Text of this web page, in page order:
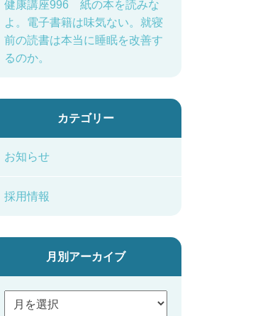
健康講座996 紙の本を読みな
よ。電子書籍は味気ない。就寝
前の読書は本当に睡眠を改善す
るのか。
カテゴリー
お知らせ
採用情報
月別アーカイブ